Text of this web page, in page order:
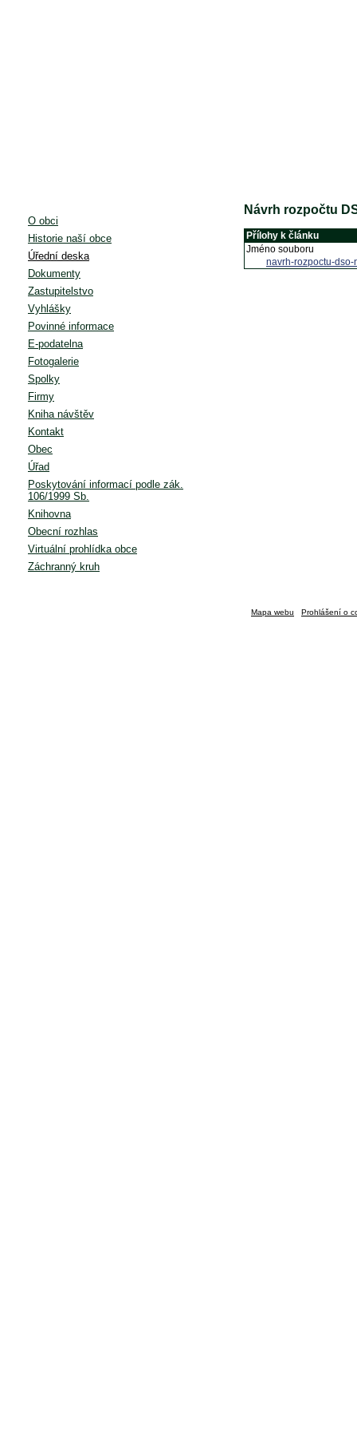
O obci
Historie naší obce
Úřední deska
Dokumenty
Zastupitelstvo
Vyhlášky
Povinné informace
E-podatelna
Fotogalerie
Spolky
Firmy
Kniha návštěv
Kontakt
Obec
Úřad
Poskytování informací podle zák.
106/1999 Sb.
Knihovna
Obecní rozhlas
Virtuální prohlídka obce
Záchranný kruh
Návrh rozpočtu
Přílohy k článku
Jméno souboru
navrh-rozpoctu-dso-
Mapa webu Prohlášení o